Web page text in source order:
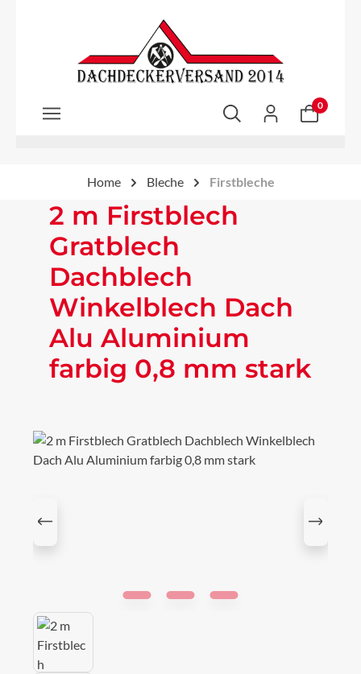
Zum Hauptinhalt springen
0
Home Bleche Firstbleche
2 m Firstblech
Gratblech
Dachblech
Winkelblech Dach
Alu Aluminium
farbig 0,8 mm stark
Bildergalerie überspringen